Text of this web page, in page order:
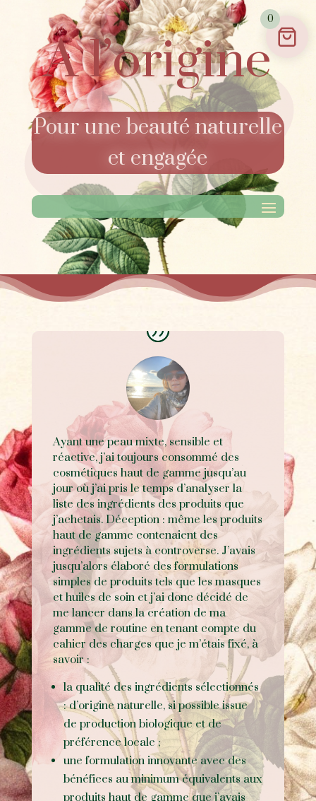
A l’origine
Pour une beauté naturelle
et engagée
Ayant une peau mixte, sensible et
réactive, j’ai toujours consommé des
cosmétiques haut de gamme jusqu’au
jour où j’ai pris le temps d’analyser la
liste des ingrédients des produits que
j’achetais. Déception : même les produits
haut de gamme contenaient des
ingrédients sujets à controverse. J’avais
jusqu’alors élaboré des formulations
simples de produits tels que les masques
et huiles de soin et j’ai donc décidé de
me lancer dans la création de ma
gamme de routine en tenant compte du
cahier des charges que je m’étais fixé, à
savoir :
la qualité des ingrédients sélectionnés
:d’origine naturelle, si possible issue
de production biologique et de
préférence locale ;
une formulation innovante avec des
bénéfices au minimum équivalents aux
produits haut de gamme que j’avais
0